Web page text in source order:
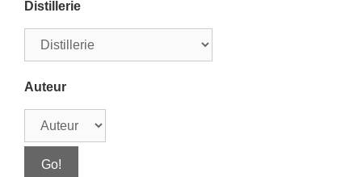
Distillerie
Auteur